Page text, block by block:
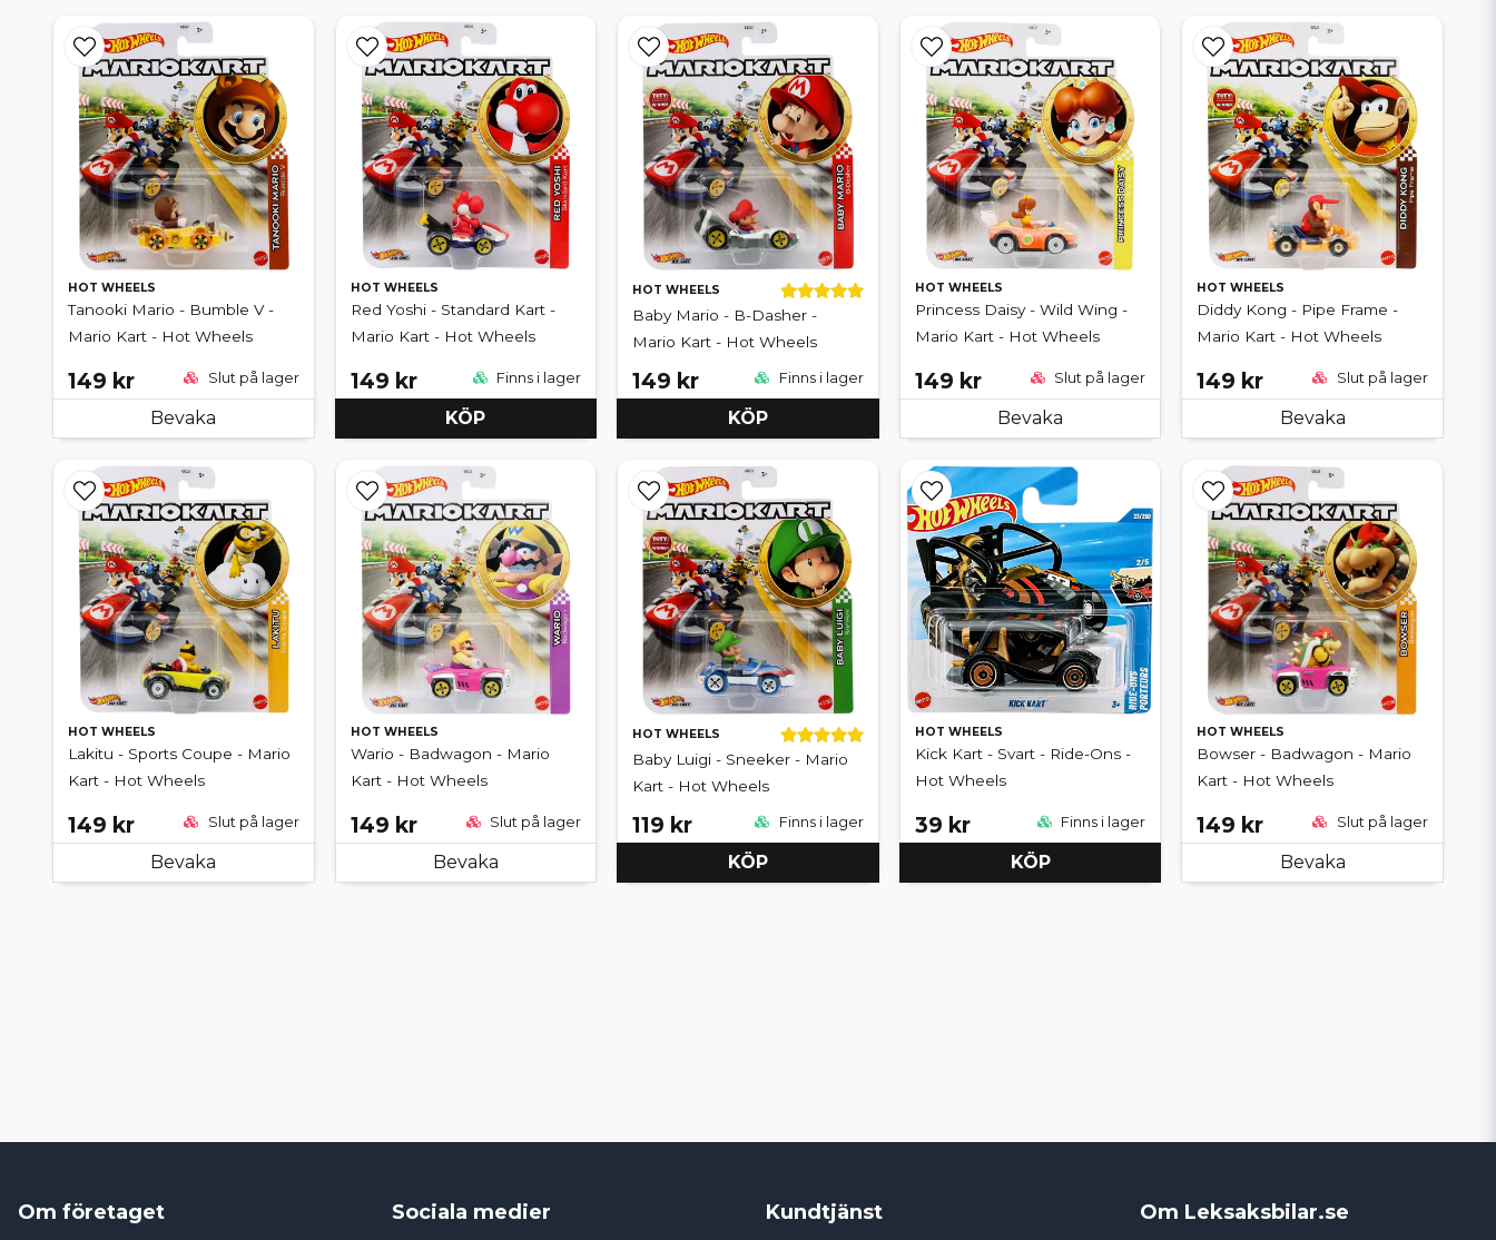
HOT WHEELS
Tanooki Mario - Bumble V -
Mario Kart - Hot Wheels
149 kr Slut på lager
Bevaka
HOT WHEELS
Red Yoshi - Standard Kart -
Mario Kart - Hot Wheels
149 kr Finns i lager
KÖP
HOT WHEELS
Baby Mario - B-Dasher -
Mario Kart - Hot Wheels
149 kr Finns i lager
KÖP
HOT WHEELS
Princess Daisy - Wild Wing -
Mario Kart - Hot Wheels
149 kr Slut på lager
Bevaka
HOT WHEELS
Diddy Kong - Pipe Frame -
Mario Kart - Hot Wheels
149 kr Slut på lager
Bevaka
HOT WHEELS
Lakitu - Sports Coupe - Mario
Kart - Hot Wheels
149 kr Slut på lager
Bevaka
HOT WHEELS
Wario - Badwagon - Mario
Kart - Hot Wheels
149 kr Slut på lager
Bevaka
HOT WHEELS
Baby Luigi - Sneeker - Mario
Kart - Hot Wheels
119 kr Finns i lager
KÖP
HOT WHEELS
Kick Kart - Svart - Ride-Ons -
Hot Wheels
39 kr Finns i lager
KÖP
HOT WHEELS
Bowser - Badwagon - Mario
Kart - Hot Wheels
149 kr Slut på lager
Bevaka
Om företaget Sociala medier Kundtjänst Om Leksaksbilar.se